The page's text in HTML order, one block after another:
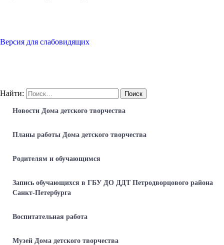
Версия для слабовидящих
Найти:
Новости Дома детского творчества
Планы работы Дома детского творчества
Родителям и обучающимся
Запись обучающихся в ГБУ ДО ДДТ Петродворцового района
Санкт-Петербурга
Воспитательная работа
Музей Дома детского творчества